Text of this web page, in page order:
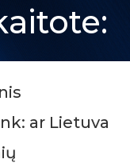
ar Lietuva